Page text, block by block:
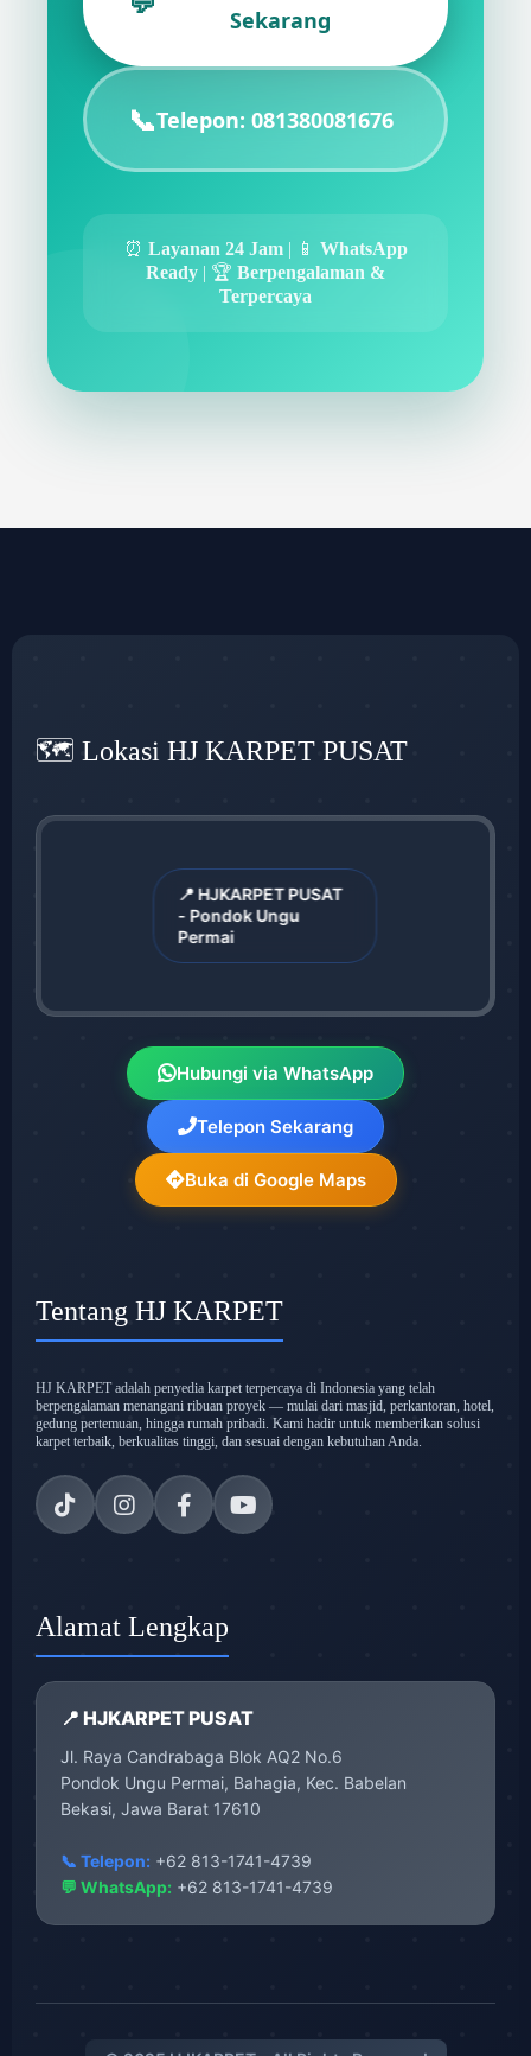
Sekarang
📞Telepon: 081380081676
⏰ Layanan 24 Jam| 📱 WhatsApp
Ready | 🏆 Berpengalaman &
Terpercaya
🗺️ Lokasi HJ KARPET PUSAT
📍 HJKARPET PUSAT
- Pondok Ungu
Permai
Hubungi via WhatsApp
Telepon Sekarang
Buka di Google Maps
Tentang HJ KARPET
HJ KARPET adalah penyedia karpet terpercaya di Indonesia yang telah
berpengalaman menangani ribuan proyek — mulai dari masjid, perkantoran, hotel,
gedung pertemuan, hingga rumah pribadi. Kami hadir untuk memberikan solusi
karpet terbaik, berkualitas tinggi, dan sesuai dengan kebutuhan Anda.
Alamat Lengkap
📍 HJKARPET PUSAT
Jl. Raya Candrabaga Blok AQ2 No.6
Pondok Ungu Permai, Bahagia, Kec. Babelan
Bekasi, Jawa Barat 17610
📞 Telepon: +62 813-1741-4739
💬 WhatsApp: +62 813-1741-4739